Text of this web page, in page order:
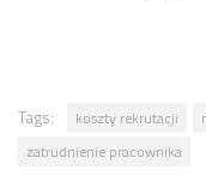
Tags: koszty rekrutacji
zatrudnienie pracownika